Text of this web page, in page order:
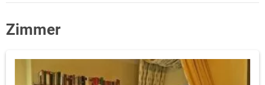
Zimmer